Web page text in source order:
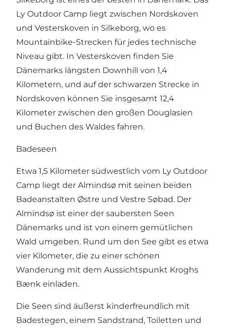
Ly Outdoor Camp liegt zwischen Nordskoven
und Vesterskoven in Silkeborg, wo es
Mountainbike-Strecken für jedes technische
Niveau gibt. In Vesterskoven finden Sie
Dänemarks längsten Downhill von 1,4
Kilometern, und auf der schwarzen Strecke in
Nordskoven können Sie insgesamt 12,4
Kilometer zwischen den großen Douglasien
und Buchen des Waldes fahren.
Badeseen
Etwa 1,5 Kilometer südwestlich vom Ly Outdoor
Camp liegt der Almindsø mit seinen beiden
Badeanstalten Østre und Vestre Søbad. Der
Almindsø ist einer der saubersten Seen
Dänemarks und ist von einem gemütlichen
Wald umgeben. Rund um den See gibt es etwa
vier Kilometer, die zu einer schönen
Wanderung mit dem Aussichtspunkt Kroghs
Bænk einladen.
Die Seen sind äußerst kinderfreundlich mit
Badestegen, einem Sandstrand, Toiletten und